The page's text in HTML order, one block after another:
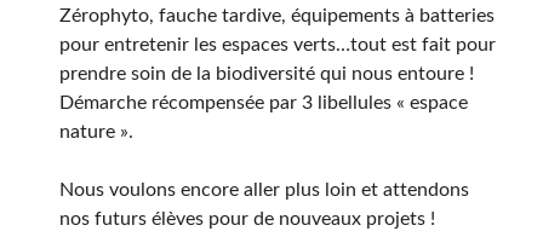
Zérophyto, fauche tardive, équipements à batteries
pour entretenir les espaces verts…tout est fait pour
prendre soin de la biodiversité qui nous entoure !
Démarche récompensée par 3 libellules « espace
nature ».
Nous voulons encore aller plus loin et attendons
nos futurs élèves pour de nouveaux projets !